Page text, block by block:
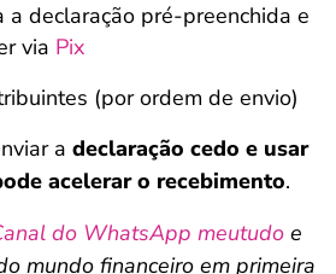
a declaração pré-preenchida e
via Pix
(por ordem de envio)
a declaração cedo e usar
acelerar o recebimento.
do WhatsApp meutudo e
mundo financeiro em primeira